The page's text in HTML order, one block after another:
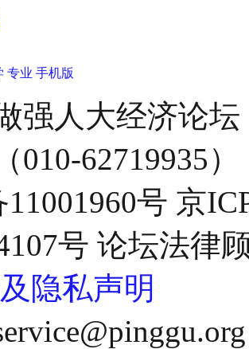
专业 手机版
强人大经济论
010-62719935）
11001960号 京
号 论坛法律
隐私声明